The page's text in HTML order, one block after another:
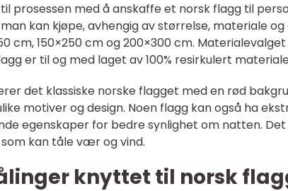
prosessen med å anskaffe et norsk flagg til
kan kjøpe, avhengig av størrelse, materiale og
cm, 150×250 cm og 200×300 cm.
er til og med laget av 100% resirkulert
det klassiske norske flagget med en rød
motiver og design. Noen flagg kan også ha
egenskaper for bedre synlighet om natten.
kan tåle vær og vind.
knyttet til norsk